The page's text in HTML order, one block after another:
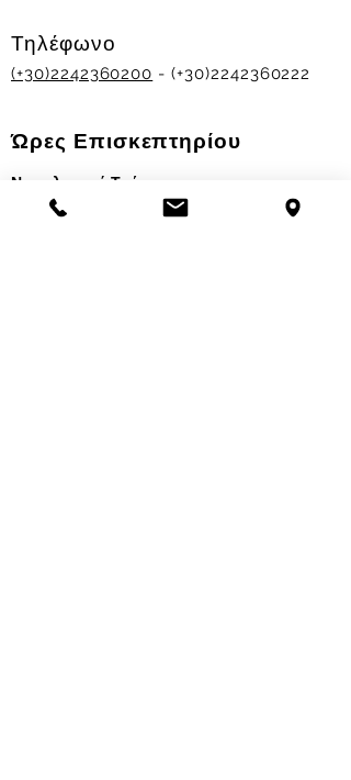
Τηλέφωνο
(+30)2242360200 - (+30)2242360222
Ώρες Επισκεπτηρίου
Νοσηλευτικά Τμήματα
Χειμερινό ωράριο: 11.00-13.00
17.30-19.30